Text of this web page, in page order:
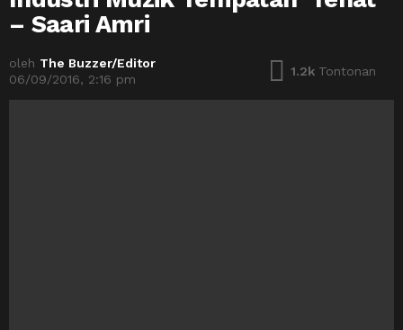
– Saari Amri
oleh The Buzzer/Editor
06/09/2016, 2:16 pm
1.2k Tontonan